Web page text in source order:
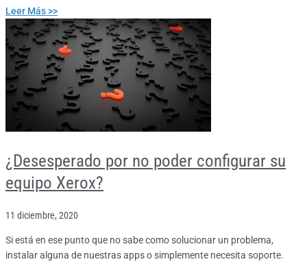
Leer Más >>
¿Desesperado por no poder configurar su
equipo Xerox?
11 diciembre, 2020
Si está en ese punto que no sabe como solucionar un problema,
instalar alguna de nuestras apps o simplemente necesita soporte.